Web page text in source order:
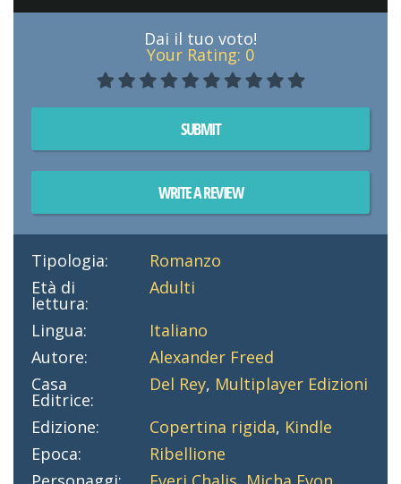
Dai il tuo voto!
Your Rating: 0
SUBMIT
WRITE A REVIEW
Tipologia:
Romanzo
Età di
lettura:
Adulti
Lingua:
Italiano
Autore:
Alexander Freed
Casa
Editrice:
Del Rey, Multiplayer Edizioni
Edizione:
Copertina rigida, Kindle
Epoca:
Ribellione